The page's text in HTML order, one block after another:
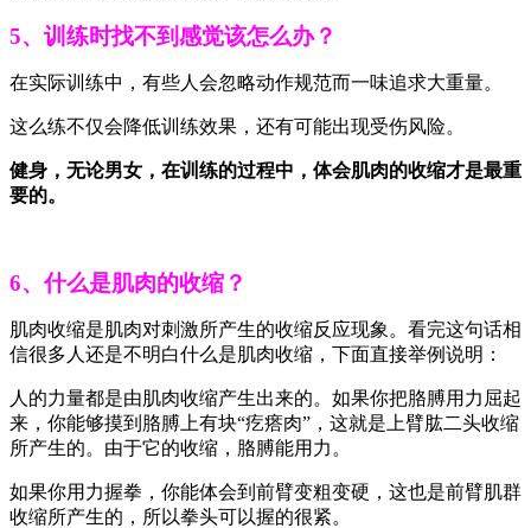
5、训练时找不到感觉该怎么办？
在实际训练中，有些人会忽略动作规范而一味追求大重量。
这么练不仅会降低训练效果，还有可能出现受伤风险。
健身，无论男女，在训练的过程中，体会肌肉的收缩才是最重
要的。
6、什么是肌肉的收缩？
肌肉收缩是肌肉对刺激所产生的收缩反应现象。看完这句话相
信很多人还是不明白什么是肌肉收缩，下面直接举例说明：
人的力量都是由肌肉收缩产生出来的。如果你把胳膊用力屈起
来，你能够摸到胳膊上有块“疙瘩肉”，这就是上臂肱二头收缩
所产生的。由于它的收缩，胳膊能用力。
如果你用力握拳，你能体会到前臂变粗变硬，这也是前臂肌群
收缩所产生的，所以拳头可以握的很紧。